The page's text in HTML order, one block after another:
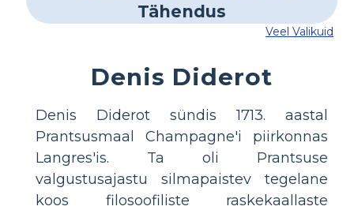
Veel Valikuid
Denis Diderot
Denis Diderot sündis 1713. aastal
Prantsusmaal Champagne'i piirkonnas
Langres'is. Ta oli Prantsuse
valgustusajastu silmapaistev tegelane
koos filosoofiliste raskekaallaste